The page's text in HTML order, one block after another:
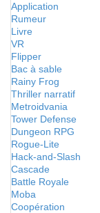
Application
Rumeur
Livre
VR
Flipper
Bac à sable
Rainy Frog
Thriller narratif
Metroidvania
Tower Defense
Dungeon RPG
Rogue-Lite
Hack-and-Slash
Cascade
Battle Royale
Moba
Coopération